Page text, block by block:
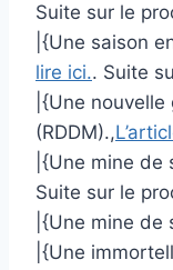
Suite sur le
|{Une saison
lire ici.. Suite
|{Une
(RDDM).,
|{Une mine de
Suite sur le
|{Une mine de
|{Une